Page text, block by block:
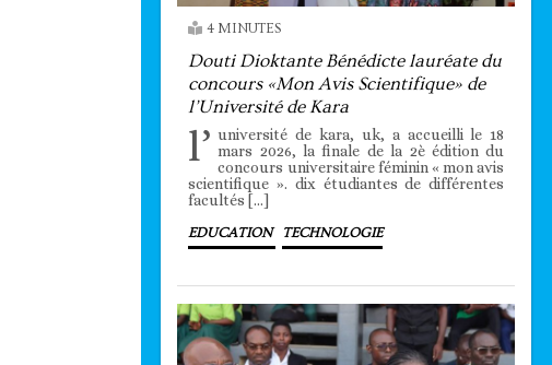
4 MINUTES
Douti Dioktante Bénédicte lauréate du
concours «Mon Avis Scientifique» de
l’Université de Kara
l’ université de kara, uk, a accueilli le 18
mars 2026, la finale de la 2è édition du
concours universitaire féminin « mon avis
scientifique ». dix étudiantes de différentes
facultés […]
EDUCATION TECHNOLOGIE